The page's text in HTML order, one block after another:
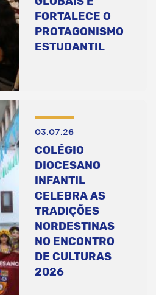
FORTALECE O
PROTAGONISMO
ESTUDANTIL
03.07.26
COLÉGIO
DIOCESANO
INFANTIL
CELEBRA AS
TRADIÇÕES
NORDESTINAS
NO ENCONTRO
DE CULTURAS
2026